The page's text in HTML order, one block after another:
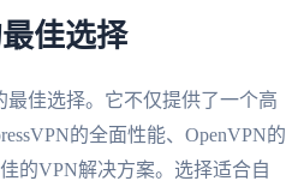
佳选择
最佳选择。它不仅提供了一个高
的全面性能、OpenVPN的
的VPN解决方案。选择适合自